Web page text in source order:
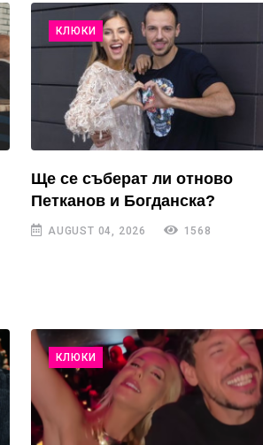
КЛЮКИ
Ще се съберат ли отново
Петканов и Богданска?
AUGUST 04, 2026 1568
КЛЮКИ